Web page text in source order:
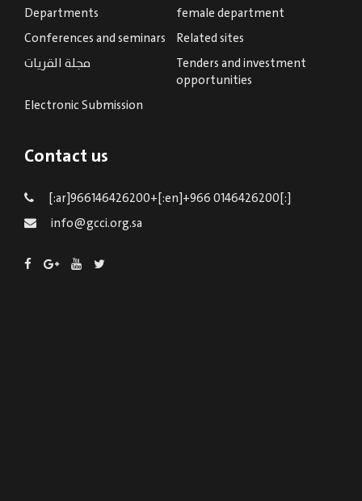
Departments
female department
Conferences and seminars
Related sites
مجلة القريات
Tenders and investment
opportunities
Electronic Submission
Contact us
[:ar]966146426200+[:en]+966 0146426200[:]
info@gcci.org.sa